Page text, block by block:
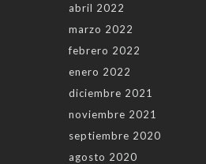
abril 2022
marzo 2022
febrero 2022
enero 2022
diciembre 2021
noviembre 2021
septiembre 2020
agosto 2020